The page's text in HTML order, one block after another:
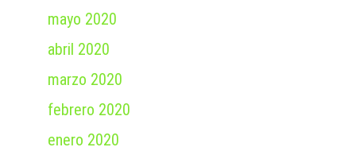
mayo 2020
abril 2020
marzo 2020
febrero 2020
enero 2020